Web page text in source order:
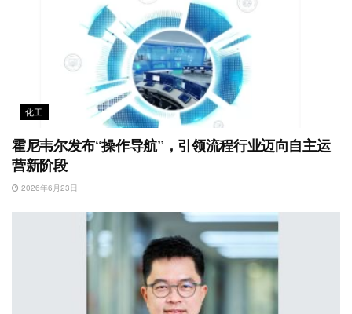
化工
霍尼韦尔发布“操作导航”，引领流程行业迈向自主运
营新阶段
2026年6月23日